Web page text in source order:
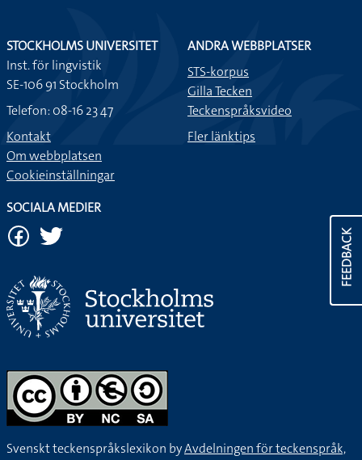
FEEDBACK
STOCKHOLMS UNIVERSITET
Inst. för lingvistik
SE-106 91 Stockholm
Telefon: 08-16 23 47
Kontakt
Om webbplatsen
Cookieinställningar
ANDRA WEBBPLATSER
STS-korpus
Gilla Tecken
Teckenspråksvideo
Fler länktips
SOCIALA MEDIER
Svenskt teckenspråkslexikon byAvdelningen för teckenspråk,